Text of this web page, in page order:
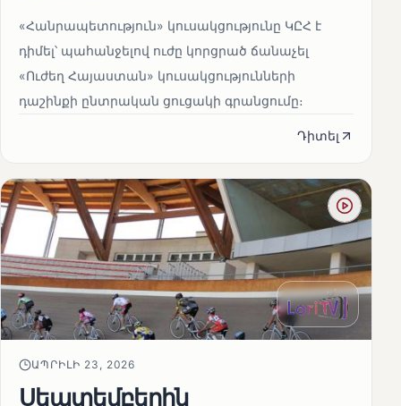
«Հանրապետություն» կուսակցությունը ԿԸՀ է
դիմել՝ պահանջելով ուժը կորցրած ճանաչել
«Ուժեղ Հայաստան» կուսակցությունների
դաշինքի ընտրական ցուցակի գրանցումը։
Դիտել
ԱՊՐԻԼԻ 23, 2026
Սեպտեմբերին